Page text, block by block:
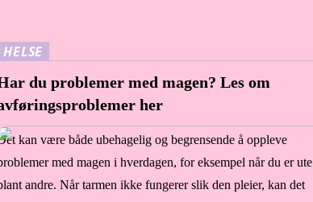
HELSE
du problemer med magen? Les om
her
kan være både ubehagelig og begrensende å oppleve
med magen i hverdagen, for eksempel når du er ute
andre. Når tarmen ikke fungerer slik den pleier, kan det